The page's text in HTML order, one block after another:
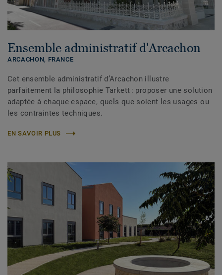
Ensemble administratif d'Arcachon
ARCACHON, FRANCE
Cet ensemble administratif d’Arcachon illustre
parfaitement la philosophie Tarkett : proposer une solution
adaptée à chaque espace, quels que soient les usages ou
les contraintes techniques.
EN SAVOIR PLUS